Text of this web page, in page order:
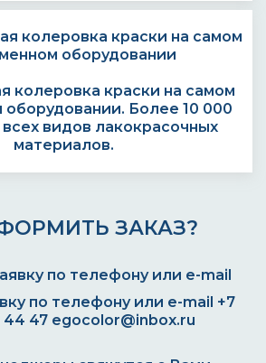
колеровка краски на самом
Более 10 000
видов лакокрасочных
материалов.
ЗАКАЗ?
по телефону или e-mail +7
44 47 egocolor@inbox.ru